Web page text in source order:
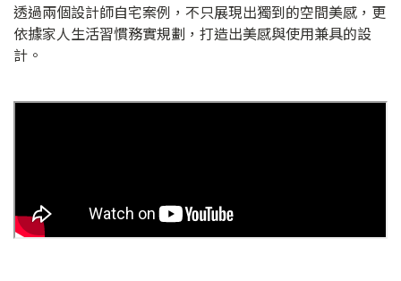
透過兩個設計師自宅案例，不只展現出獨到的空間美感，更
依據家人生活習慣務實規劃，打造出美感與使用兼具的設
計。